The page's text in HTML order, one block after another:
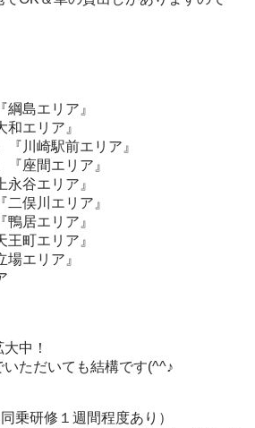
綱島エリア』
和エリア』
『川崎駅前エリア』
『座間エリア』
永谷エリア』
二俣川エリア』
鴨居エリア』
王町エリア』
場エリア』
中！
ただいても結構です(^^♪
乗研修１週間程度あり）